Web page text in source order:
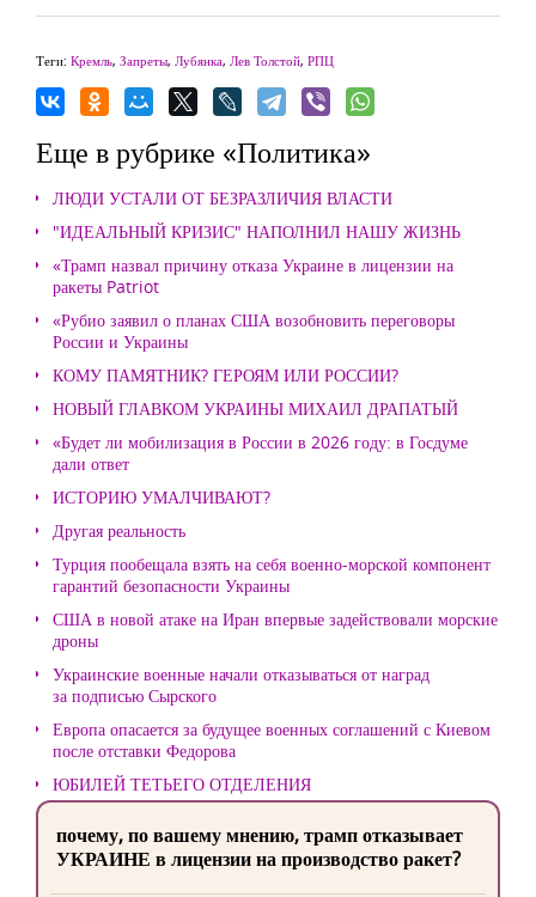
Теги: Кремль, Запреты, Лубянка, Лев Толстой, РПЦ
Еще в рубрике «Политика»
ЛЮДИ УСТАЛИ ОТ БЕЗРАЗЛИЧИЯ ВЛАСТИ
"ИДЕАЛЬНЫЙ КРИЗИС" НАПОЛНИЛ НАШУ ЖИЗНЬ
«Трамп назвал причину отказа Украине в лицензии на
ракеты Patriot
«Рубио заявил о планах США возобновить переговоры
России и Украины
КОМУ ПАМЯТНИК? ГЕРОЯМ ИЛИ РОССИИ?
НОВЫЙ ГЛАВКОМ УКРАИНЫ МИХАИЛ ДРАПАТЫЙ
«Будет ли мобилизация в России в 2026 году: в Госдуме
дали ответ
ИСТОРИЮ УМАЛЧИВАЮТ?
Другая реальность
Турция пообещала взять на себя военно-морской компонент
гарантий безопасности Украины
США в новой атаке на Иран впервые задействовали морские
дроны
Украинские военные начали отказываться от наград
за подписью Сырского
Европа опасается за будущее военных соглашений с Киевом
после отставки Федорова
ЮБИЛЕЙ ТЕТЬЕГО ОТДЕЛЕНИЯ
почему, по вашему мнению, трамп отказывает
УКРАИНЕ в лицензии на производство ракет?